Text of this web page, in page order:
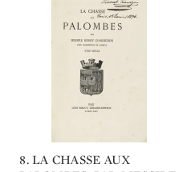
8. LA CHASSE AUX